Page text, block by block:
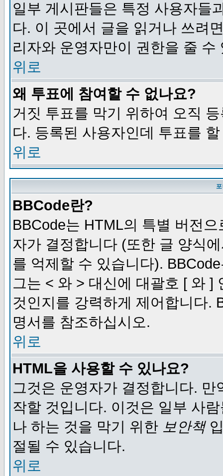
일부 게시판들은 특정 사용자들
다. 이 곳에서 글을 읽거나 쓰려
리자와 운영자만이 권한을 줄
위로
왜 투표에 참여할 수 없나요?
거짓 투표를 막기 위하여 오직
다. 등록된 사용자인데 투표를
위로
BBCode란?
BBCode는 HTML의 특별 버전
자가 결정합니다 (또한 글 양식
를 억제할 수 있습니다).
그는 < 와 > 대신에 대괄호 [ 와 ]
것인지를 강력하게 제어합니다.
명서를 참조하십시오.
위로
HTML을 사용할 수 있나요?
그것은 운영자가 결정합니다.
작할 것입니다. 이것은 일부 사
나 하는 것을 막기 위한 보안책
절될 수 있습니다.
위로